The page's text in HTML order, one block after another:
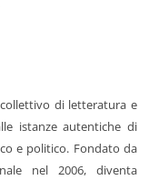
di letteratura e
istanze autentiche di
e politico. Fondato da
nel 2006, diventa